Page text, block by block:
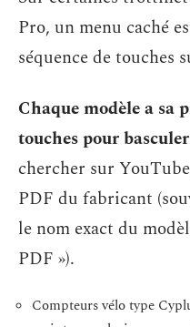
Pro, un menu caché
séquence de touches
Chaque modèle a sa
touches pour
chercher sur
PDF du fabricant
le nom exact du
PDF »).
Compteurs vélo type